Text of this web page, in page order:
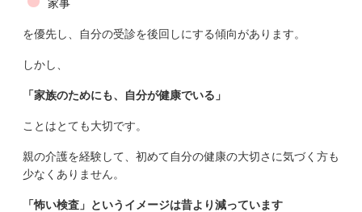
家事
を優先し、自分の受診を後回しにする傾向があります。
しかし、
「家族のためにも、自分が健康でいる」
ことはとても大切です。
親の介護を経験して、初めて自分の健康の大切さに気づく方も
少なくありません。
「怖い検査」というイメージは昔より減っています